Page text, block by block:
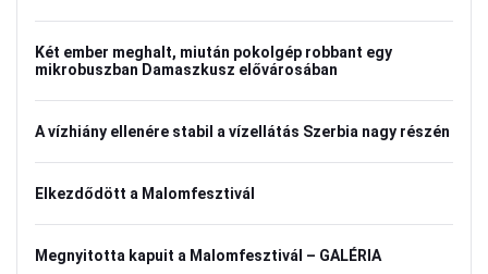
Két ember meghalt, miután pokolgép robbant egy
mikrobuszban Damaszkusz elővárosában
A vízhiány ellenére stabil a vízellátás Szerbia nagy részén
Elkezdődött a Malomfesztivál
Megnyitotta kapuit a Malomfesztivál – GALÉRIA